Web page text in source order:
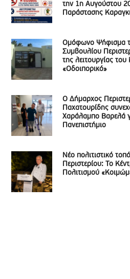
την 1η Αυγούστου
Παράστασης
Ομόφωνο Ψήφισμα
Συμβουλίου
της λειτουργίας
«Οδοιπορικό»
Ο Δήμαρχος
Παχατουρίδης
Χαράλαμπο Βαρελά
Πανεπιστήμιο
Νέο πολιτιστικό
Περιστερίου: Το
Πολιτισμού